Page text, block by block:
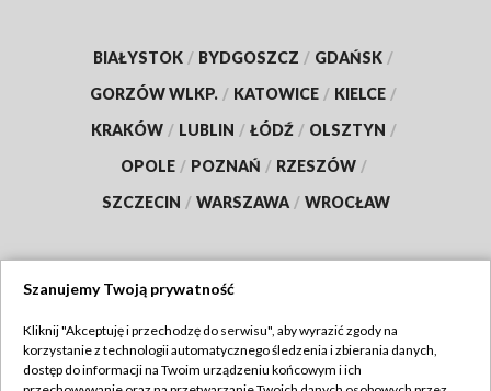
BIAŁYSTOK / BYDGOSZCZ / GDAŃSK /
GORZÓW WLKP. / KATOWICE / KIELCE /
KRAKÓW / LUBLIN / ŁÓDŹ / OLSZTYN /
OPOLE / POZNAŃ / RZESZÓW /
SZCZECIN / WARSZAWA / WROCŁAW
TVP
Szanujemy Twoją prywatność
Kliknij "Akceptuję i przechodzę do serwisu", aby wyrazić zgody na
korzystanie z technologii automatycznego śledzenia i zbierania danych,
dostęp do informacji na Twoim urządzeniu końcowym i ich